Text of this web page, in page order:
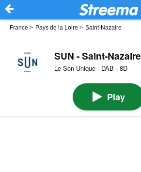
France > Pays de la Loire > Saint-Nazaire
SUN - Saint-Nazaire
Le Son Unique · DAB · 8D
Play